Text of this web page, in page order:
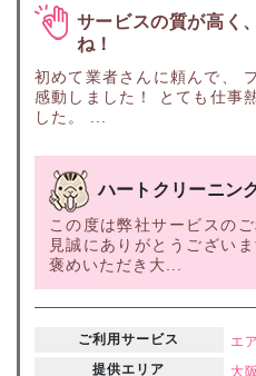
サービスの質が高く
ね！
初めて業者さんに頼んで、
感動しました！ とても仕事
した。 ...
ハートクリーニン
この度は弊社サービスの
見誠にありがとうござい
褒めいただき大...
ご利用サービス
エ
提供エリア
大